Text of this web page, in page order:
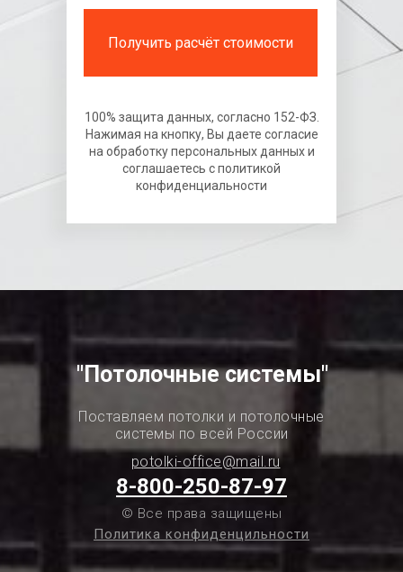
Получить расчёт стоимости
100% защита данных, согласно 152-ФЗ.
Нажимая на кнопку, Вы даете согласие
на обработку персональных данных и
соглашаетесь с политикой
конфиденциальности
Поставляем потолки и потолочные
системы по всей России
© Все права защищены
Политика конфиденцильности
8-800-250-87-97
"Потолочные системы"
potolki-office@mail.ru